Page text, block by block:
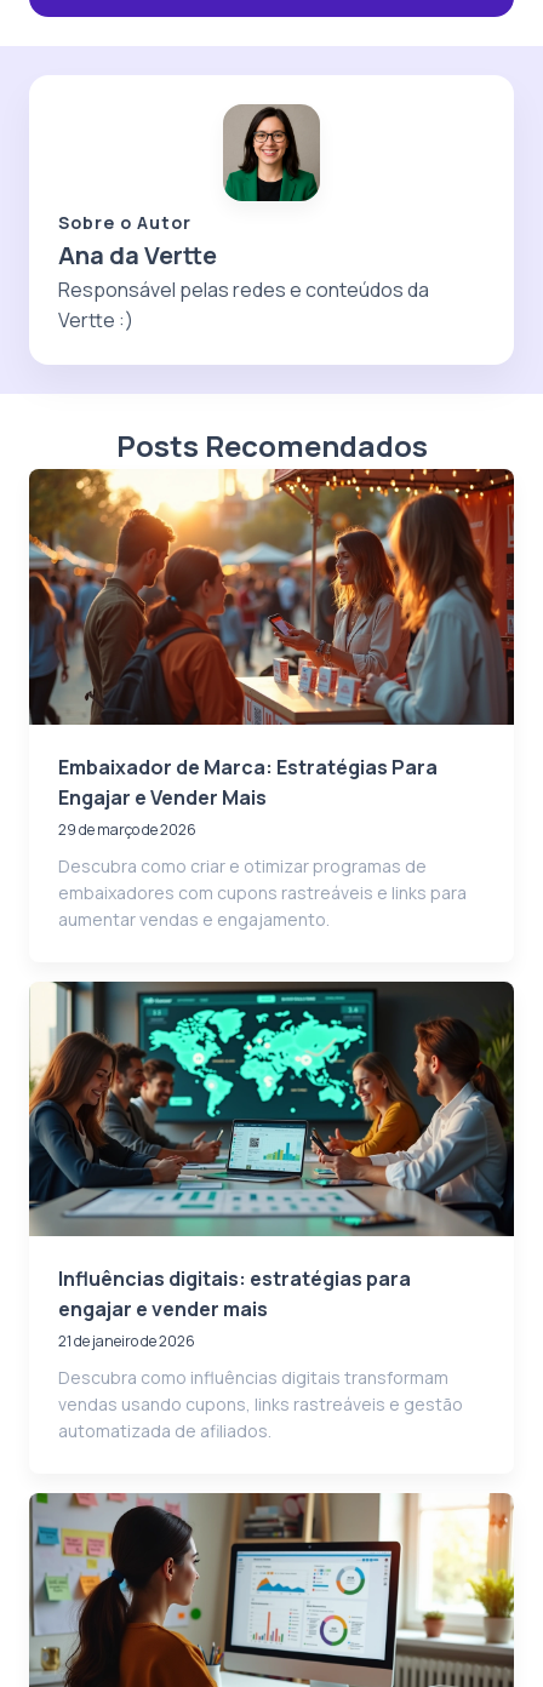
Sobre o Autor
Ana da Vertte
Responsável pelas redes e conteúdos da
Vertte :)
Posts Recomendados
Embaixador de Marca: Estratégias Para
Engajar e Vender Mais
29 de março de 2026
Descubra como criar e otimizar programas de
embaixadores com cupons rastreáveis e links para
aumentar vendas e engajamento.
Influências digitais: estratégias para
engajar e vender mais
21 de janeiro de 2026
Descubra como influências digitais transformam
vendas usando cupons, links rastreáveis e gestão
automatizada de afiliados.